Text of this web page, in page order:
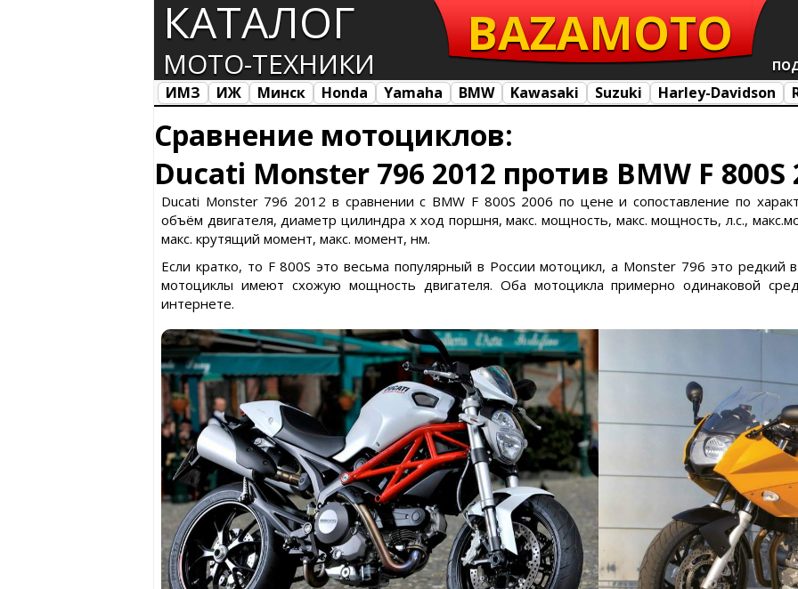
КАТАЛОГ
МОТО-ТЕХНИКИ
BAZAMOTO
ИМЗ ИЖ Минск Honda Yamaha BMW Kawasaki Suzuki Harley-Davidson
Сравнение мотоциклов:
Ducati Monster 796 2012 против BMW F 800S
Ducati Monster 796 2012 в сравнении с BMW F 800S 2006 по цене и сопоставление по
объём двигателя, диаметр цилиндра х ход поршня, макс. мощность, макс. мощность, л.с.,
макс. крутящий момент, макс. момент, нм.
Если кратко, то F 800S это весьма популярный в России мотоцикл, а Monster 796 это редкий
мотоциклы имеют схожую мощность двигателя. Оба мотоцикла примерно одинаковой
интернете.